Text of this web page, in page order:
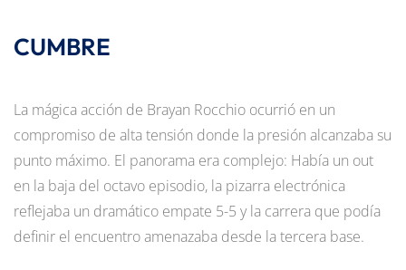
CUMBRE
La mágica acción de Brayan Rocchio ocurrió en un
compromiso de alta tensión donde la presión alcanzaba su
punto máximo. El panorama era complejo: Había un out
en la baja del octavo episodio, la pizarra electrónica
reflejaba un dramático empate 5-5 y la carrera que podía
definir el encuentro amenazaba desde la tercera base.